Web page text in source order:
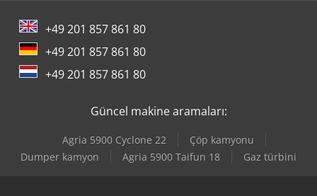
+49 201 857 861 80
+49 201 857 861 80
+49 201 857 861 80
Güncel makine aramaları:
Agria 5900 Cyclone 22
Çöp kamyonu
Dumper kamyon
Agria 5900 Taifun 18 Gaz türbini